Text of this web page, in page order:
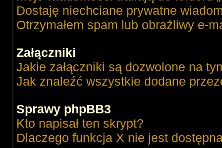
Dostaję niechciane prywatne
Otrzymałem spam lub obraźliwy e-
Załączniki
Jakie załączniki są dozwolone na
Jak znaleźć wszystkie dodane
Sprawy phpBB3
Kto napisał ten skrypt?
Dlaczego funkcja X nie jest